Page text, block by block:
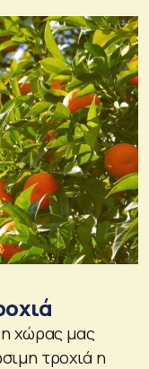
η χώρας μας
τροχιά η